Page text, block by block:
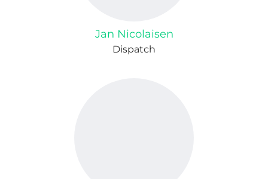
Jan Nicolaisen
Dispatch